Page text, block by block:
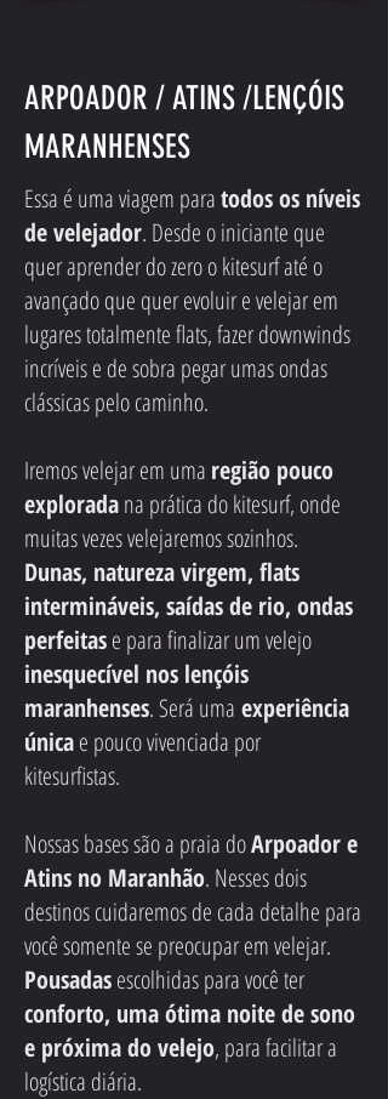
ARPOADOR / ATINS /LENÇÓIS
MARANHENSES
Essa é uma viagem paratodos os níveis
de velejador. Desde o iniciante que
quer aprender do zero o kitesurf até o
avançado que quer evoluir e velejar em
lugares totalmente flats, fazer downwinds
incríveis e de sobra pegar umas ondas
clássicas pelo caminho.
Iremos velejar em uma região pouco
exploradana prática do kitesurf, onde
muitas vezes velejaremos sozinhos.
Dunas, natureza virgem, flats
intermináveis, saídas de rio, ondas
perfeitase para finalizar um velejo
inesquecível nos lençóis
maranhenses. Será uma experiência
únicae pouco vivenciada por
kitesurfistas.
Nossas bases são a praia doArpoador e
Atins no Maranhão. Nesses dois
destinos cuidaremos de cada detalhe para
você somente se preocupar em velejar.
Pousadasescolhidas para você ter
conforto, uma ótima noite de sono
e próxima do velejo, para facilitar a
logística diária.